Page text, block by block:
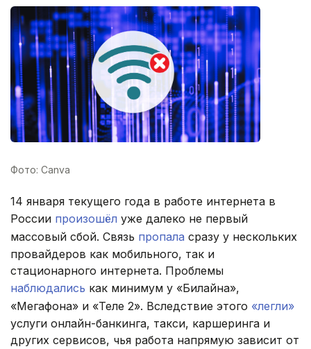
Фото: Canva
14 января текущего года в работе интернета в
России произошёл уже далеко не первый
массовый сбой. Связь пропала сразу у нескольких
провайдеров как мобильного, так и
стационарного интернета. Проблемы
наблюдались как минимум у «Билайна»,
«Мегафона» и «Теле 2». Вследствие этого «легли»
услуги онлайн-банкинга, такси, каршеринга и
других сервисов, чья работа напрямую зависит от